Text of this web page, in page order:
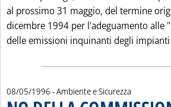
al prossimo 31 maggio, del termine
dicembre 1994 per l'adeguamento alle
delle emissioni inquinanti degli
08/05/1996 - Ambiente e Sicurezza